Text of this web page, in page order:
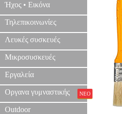
Ήχος • Εικόνα
Τηλεπικοινωνίες
Λευκές συσκευές
Μικροσυσκευές
Εργαλεία
Οργανα γυμναστικής ΝΕΟ
Outdoor